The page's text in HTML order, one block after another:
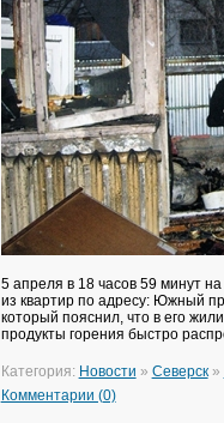
5 апреля в 18 часов 59 минут
из квартир по адресу: Южный
который пояснил, что в его
продукты горения быстро
Категория: Новости » Северск»
Комментарии (0)